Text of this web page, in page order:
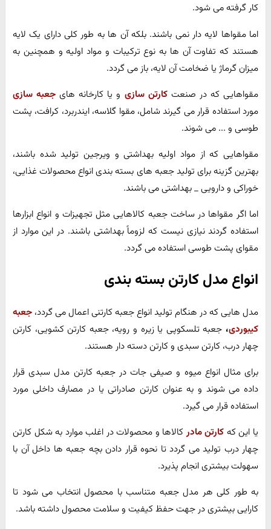
کار گرفته می شود.
اما مقواها لایه دار نمی باشند. بلکه آن ها به طور کلی دارای یک لایه
هستند که تفاوت آن ها به نوع ترکیبات و مواد اولیه و همچنین به
میزان گرماژ یا ضخامت آن لایه، باز می گردد.
مقواهایی که در صنعتکارتن سازی و یا کارخانه های جعبه سازی
مورد استفاده قرار می گیرند شامل، مقوا گلاسه، ایندربرد، کرافت، پشت
طوسی و ... می شوند.
مقواهایی که از مواد اولیه بهداشتی و ویرجین تولید شده باشند،
بهترین گزینه برای تولید جعبه های بسته بندی انواع محصولات غذایی،
خوراکی و دارویی _ بهداشتی می باشند.
اما اگر مقواها در ساخت جعبه کالاهایی مثل تجهیزات و انواع ابزارها
استفاده گردند نیازی نیست که لزوماً بهداشتی باشند. در این موارد از
مقوای پشت طوسی استفاده می گردد.
انواع مدل کارتن بسته بندی
مدل هایی که در هنگام تولید انواع جعبه کارتنی اعمال می گردد، جعبه
کیبوردی، جعبه تلسکوپی یا زیره و رویه، جعبه کارتن کشویی، کارتن
چهار درب، کارتن سبدی و کارتن دسته دار هستند.
برای مثال انواع میوه و صیفی جات در جعبه کارتن مدل سبدی قرار
داده می شوند و به عنوان کارتن صادراتی یا در مصارف داخلی مورد
استفاده قرار می گیرد.
یا این که کارتن مادرکالاها و محصولات در اغلب موارد به شکل کارتن
چهار درب تولید می گردد تا نحوه قرار دادن بچه جعبه ها داخل آن با
سهولت بیشتری انجام پذیرد.
به طور کلی هر مدل جعبه متناسب با محصول انتخاب می شود تا
کارایی بیشتری در جهت حفظ کیفیت و سلامت محصول داشته باشد.